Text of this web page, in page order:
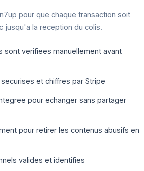
pour que chaque transaction soit
jusqu'a la reception du colis.
sont verifiees manuellement avant
et chiffres par Stripe
pour echanger sans partager
pour retirer les contenus abusifs en
valides et identifies